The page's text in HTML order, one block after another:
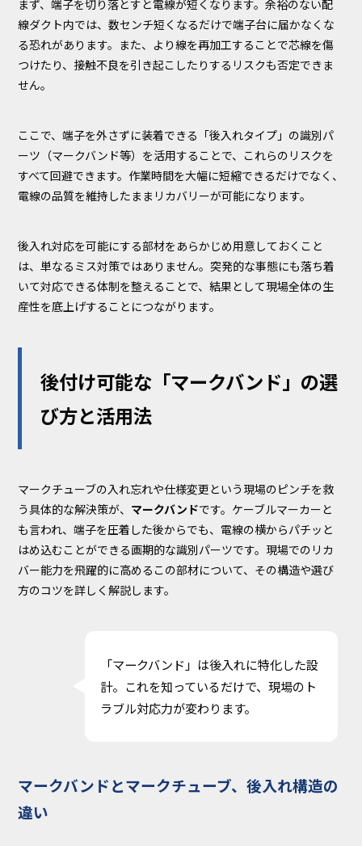
まず、端子を切り落とすと電線が短くなります。余裕のない配
線ダクト内では、数センチ短くなるだけで端子台に届かなくな
る恐れがあります。また、より線を再加工することで芯線を傷
つけたり、接触不良を引き起こしたりするリスクも否定できま
せん。
ここで、端子を外さずに装着できる「後入れタイプ」の識別パ
ーツ（マークバンド等）を活用することで、これらのリスクを
すべて回避できます。作業時間を大幅に短縮できるだけでなく、
電線の品質を維持したままリカバリーが可能になります。
後入れ対応を可能にする部材をあらかじめ用意しておくこと
は、単なるミス対策ではありません。突発的な事態にも落ち着
いて対応できる体制を整えることで、結果として現場全体の生
産性を底上げすることにつながります。
後付け可能な「マークバンド」の選
び方と活用法
マークチューブの入れ忘れや仕様変更という現場のピンチを救
う具体的な解決策が、 マークバンドです。ケーブルマーカーと
も言われ、端子を圧着した後からでも、電線の横からパチッと
はめ込むことができる画期的な識別パーツです。現場でのリカ
バー能力を飛躍的に高めるこの部材について、その構造や選び
方のコツを詳しく解説します。
「マークバンド」は後入れに特化した設
計。これを知っているだけで、現場のト
ラブル対応力が変わります。
マークバンドとマークチューブ、後入れ構造の
違い